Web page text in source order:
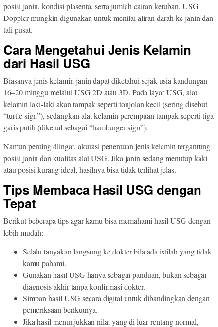
posisi janin, kondisi plasenta, serta jumlah cairan ketuban. USG
Doppler mungkin digunakan untuk menilai aliran darah ke janin dan
tali pusat.
Cara Mengetahui Jenis Kelamin
dari Hasil USG
Biasanya jenis kelamin janin dapat diketahui sejak usia kandungan
16–20 minggu melalui USG 2D atau 3D. Pada layar USG, alat
kelamin laki-laki akan tampak seperti tonjolan kecil (sering disebut
“turtle sign”), sedangkan alat kelamin perempuan tampak seperti tiga
garis putih (dikenal sebagai “hamburger sign”).
Namun penting diingat, akurasi penentuan jenis kelamin tergantung
posisi janin dan kualitas alat USG. Jika janin sedang menutup kaki
atau posisi kurang ideal, hasilnya bisa tidak terlihat jelas.
Tips Membaca Hasil USG dengan
Tepat
Berikut beberapa tips agar kamu bisa memahami hasil USG dengan
lebih mudah:
Selalu tanyakan langsung ke dokter bila ada istilah yang tidak
kamu pahami.
Gunakan hasil USG hanya sebagai panduan, bukan sebagai
diagnosis akhir tanpa konfirmasi dokter.
Simpan hasil USG secara digital untuk dibandingkan dengan
pemeriksaan berikutnya.
Jika hasil menunjukkan nilai yang di luar rentang normal,